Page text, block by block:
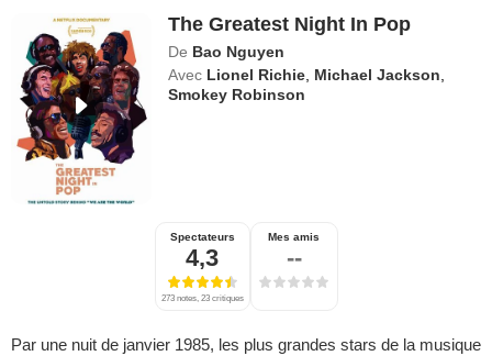
The Greatest Night In Pop
De Bao Nguyen
Avec Lionel Richie Michael Jackson
Smokey Robinson
Spectateurs
4,3
273 notes, 23 critiques
Mes amis
--
Par une nuit de janvier 1985, les plus grandes stars de la musique